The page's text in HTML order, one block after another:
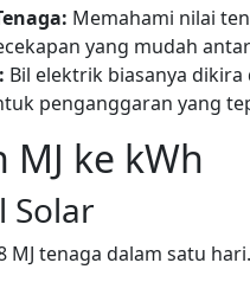
Memahami nilai
yang mudah
Bil elektrik biasanya
penganggaran yang
ke kWh
Solar
MJ tenaga dalam satu